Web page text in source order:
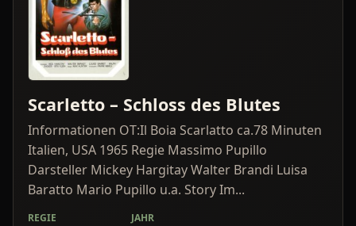
Scarletto – Schloss des Blutes
Informationen OT:Il Boia Scarlatto ca.78 Minuten
Italien, USA 1965 Regie Massimo Pupillo
Darsteller Mickey Hargitay Walter Brandi Luisa
Baratto Mario Pupillo u.a. Story Im...
REGIE JAHR